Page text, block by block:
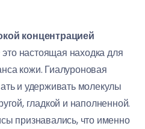
концентрацией
это настоящая находка для
кожи. Гиалуроновая
и удерживать молекулы
гладкой и наполненной.
признавались, что именно